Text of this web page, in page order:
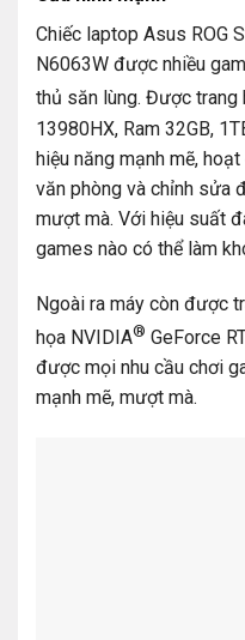
Chiếc laptop Asus ROG
N6063W được nhiều
thủ săn lùng. Được trang
13980HX, Ram 32GB,
hiệu năng mạnh mẽ,
văn phòng và chỉnh sửa
mượt mà. Với hiệu suất
games nào có thể làm
Ngoài ra máy còn được
họa NVIDIA® GeForce
được mọi nhu cầu chơi
mạnh mẽ, mượt mà.